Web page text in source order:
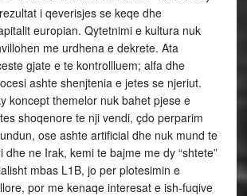
i qeverisjes se keqe dhe
europian. Qytetnimi e kultura nuk
me urdhena e dekrete. Ata
gjate e te kontrollluem; alfa dhe
ashte shenjtenia e jetes se njeriut.
koncept themelor nuk bahet pjese e
shoqenore te nji vendi, çdo perparim
ose ashte artificial dhe nuk mund te
dhe ne Irak, kemi te bajme me dy “shtete”
mbas L1B, jo per plotesimin e
por me kenaqe interesat e ish-fuqive